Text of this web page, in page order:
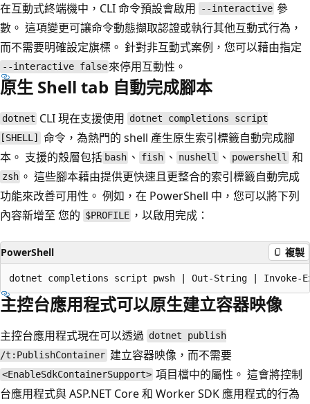
在互動式終端機中，CLI 命令預設會啟用 --interactive 參
數。 這項變更可讓命令動態擷取認證或執行其他互動式行為，
而不需要明確設定旗標。 針對非互動式案例，您可以藉由指定
--interactive false 來停用互動性。
原生 Shell tab 自動完成腳本
dotnet CLI 現在支援使用 dotnet completions script
[SHELL]
命令，為熱門的 shell 產生原生索引標籤自動完成腳
本。 支援的殼層包括 bash 、 fish、 nushell 、 powershell 和
zsh 。 這些腳本藉由提供更快速且更整合的索引標籤自動完成
功能來改善可用性。 例如，在 PowerShell 中，您可以將下列
內容新增至 您的 $PROFILE ，以啟用完成：
PowerShell 複製
主控台應用程式可以原生建立容器映像
主控台應用程式現在可以透過 dotnet publish
/t:PublishContainer 建立容器映像，而不需要
<EnableSdkContainerSupport> 項目檔中的屬性。 這會將控制
台應用程式與 ASP.NET Core 和 Worker SDK 應用程式的行為